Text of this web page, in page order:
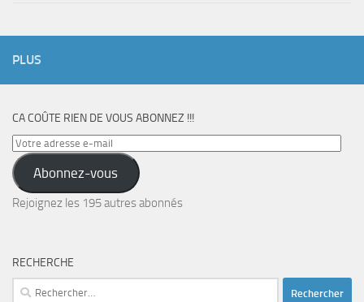
PLUS
CA COÛTE RIEN DE VOUS ABONNEZ !!!
Votre
adresse
e-
mail
Abonnez-vous
Rejoignez les 195 autres abonnés
RECHERCHE
Rechercher :